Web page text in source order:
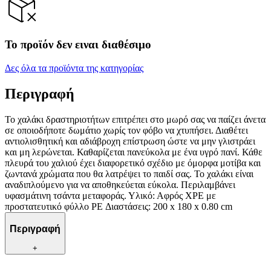
Το προϊόν δεν ειναι διαθέσιμο
Δες όλα τα προϊόντα της κατηγορίας
Περιγραφή
Το χαλάκι δραστηριοτήτων επιτρέπει στο μωρό σας να παίζει άνετα
σε οποιοδήποτε δωμάτιο χωρίς τον φόβο να χτυπήσει. Διαθέτει
αντιολισθητική και αδιάβροχη επίστρωση ώστε να μην γλιστράει
και μη λερώνεται. Καθαρίζεται πανεύκολα με ένα υγρό πανί. Κάθε
πλευρά του χαλιού έχει διαφορετικό σχέδιο με όμορφα μοτίβα και
ζωντανά χρώματα που θα λατρέψει το παιδί σας. Το χαλάκι είναι
αναδιπλούμενο για να αποθηκεύεται εύκολα. Περιλαμβάνει
υφασμάτινη τσάντα μεταφοράς. Υλικό: Αφρός XPE με
προστατευτικό φύλλο PE Διαστάσεις: 200 x 180 x 0.80 cm
Περιγραφή
+